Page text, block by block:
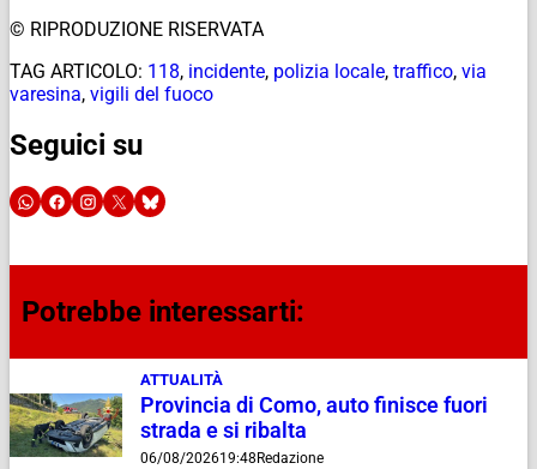
© RIPRODUZIONE RISERVATA
TAG ARTICOLO: 118, incidente, polizia locale, traffico, via
varesina, vigili del fuoco
Seguici su
Potrebbe interessarti:
ATTUALITÀ
Provincia di Como, auto finisce fuori
strada e si ribalta
06/08/202619:48 Redazione